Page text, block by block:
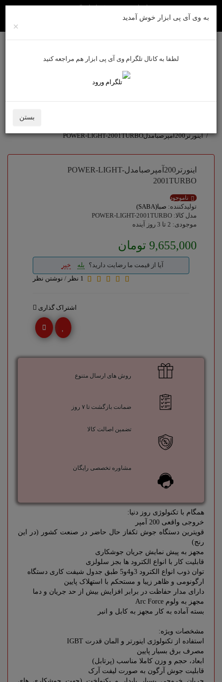
راهنمای خرید روش های ارسال
0
اینورتر200آمپرصبامدلPOWER-LIGHT-2001TURBO
اینورتر200آمپرصبامدلPOWER-LIGHT-
2001TURBO
ناموجود
تولیدکننده: صبا(SABA)
مدل کالا: POWER-LIGHT-2001TURBO
موجودی: 2 تا 3 روز آینده
9,655,000 تومان
آیا از قیمت ما رضایت دارید؟ بله
خیر
1 نظر
/ نوشتن نظر
اشتراک گذاری
روش های ارسال متنوع
ضمانت بازگشت تا ۷ روز
تضمین اصالت کالا
مشاوره تخصصی رایگان
همگام با تکنولوژی روز دنیا:
خروجی واقعی 200 آمپر
قویترین دستگاه جوش تکفاز حال حاضر در صنعت کشور (در این
رنج)
مجهز به پیش نمایش جریان جوشکاری
قابلیت کار با انواع الکترود ها بجز سلولزی
توان ذوب انواع الکترود 3و4و5 طبق جدول شیفت کاری دستگاه
ارگونومی و ظاهر زیبا و مستحکم با استهلاک پایین
دارای مدار حفاظت در برابر افزایش بیش از حد جریان و دما
مجهز به ولوم Arc Force
بسته آماده به کار مجهز به کابل و انبر
مشخصات ویژه:
استفاده از تکنولوژی اینورتر و المان قدرت IGBT
مصرف برق بسیار پایین
ابعاد، حجم و وزن کاملا مناسب (پرتابل)
قابلیت جوش آرگون به صورت لیفت آرک
به وی آی پی ابزار خوش آمدید
×
لطفا به کانال تلگرام وی آی پی ابزار هم مراجعه کنید
بستن